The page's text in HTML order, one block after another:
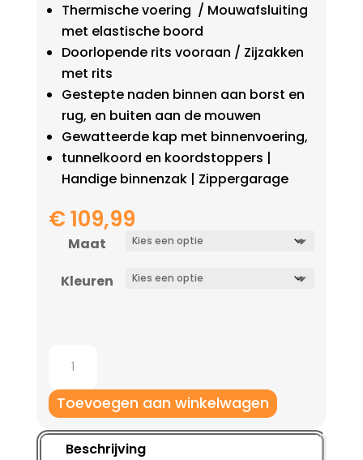
Thermische voering / Mouwafsluiting
met elastische boord
Doorlopende rits vooraan / Zijzakken
met rits
Gestepte naden binnen aan borst en
rug, en buiten aan de mouwen
Gewatteerde kap met binnenvoering,
tunnelkoord en koordstoppers |
Handige binnenzak | Zippergarage
€109,99
Maat
Kleuren
Stadion
jas
Team
aantal
Toevoegen aan winkelwagen
Beschrijving